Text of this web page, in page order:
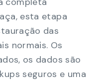
esta etapa
das
normais. Os
os dados são
seguros e uma